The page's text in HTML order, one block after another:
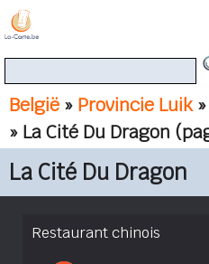
België » Provincie Luik»
» La Cité Du Dragon
La Cité Du Dragon
Restaurant chinois